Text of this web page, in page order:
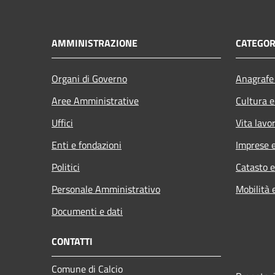
AMMINISTRAZIONE
Organi di Governo
Aree Amministrative
Uffici
Enti e fondazioni
Politici
Personale Amministrativo
Documenti e dati
Cultura
Vita
Imprese
Catasto
Mobilità
CONTATTI
Comune di Calcio